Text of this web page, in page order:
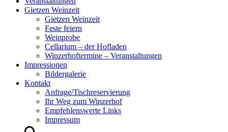
Gietzen Weinzeit
Gietzen Weinzeit
Feste feiern
Weinprobe
Cellarium – der Hofladen
Winzerhoftermine – Veranstaltungen
Impressionen
Bildergalerie
Kontakt
Anfrage/Tischreservierung
Ihr Weg zum Winzerhof
Empfehlenswerte Links
Impressum